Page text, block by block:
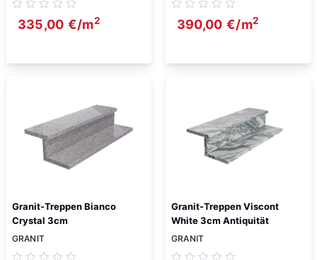
335,00 €/m2 390,00 €/m2
Granit-Treppen Bianco
Crystal 3cm
GRANIT
Granit-Treppen Viscont
White 3cm Antiquität
GRANIT